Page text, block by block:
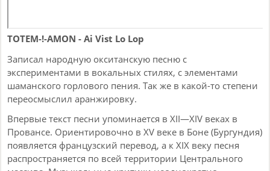
И вроде дней не мало, но у меня свободны только
выходные и вечера, а на видео надо не уставшим, а
бодрым быть.
В общем с определеннными недосыпаниями все сделал:
дозаписал песню, сделал сведение, видеозапись
испонения +анимационный клип с участием нейросети
и нарезкой и коррекцией руками, стандартную нотную
запись с помощью софта-анализатора (но только
пианино получилось), видеоинтервью для конкурса,
видеовизитку-клип для фестиваля и резюме.
TOTEM-!-AMON - Ai Vist Lo Lop
Записал народную окситанскую песню с
экспериментами в вокальных стилях, с элементами
шаманского горлового пения. Так же в какой-то степени
переосмыслил аранжировку.
Впервые текст песни упоминается в XII—XIV веках в
Провансе. Ориентировочно в XV веке в Боне (Бургундия)
появляется французский перевод, а к XIX веку песня
распространяется по всей территории Центрального